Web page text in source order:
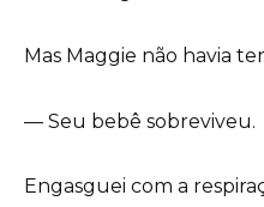
Mas Maggie não havia
— Seu bebê sobreviveu.
Engasguei com a